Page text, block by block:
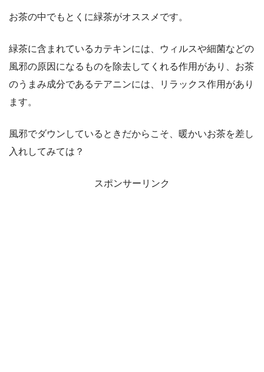
お茶の中でもとくに緑茶がオススメです。
緑茶に含まれているカテキンには、ウィルスや細菌などの
風邪の原因になるものを除去してくれる作用があり、お茶
のうまみ成分であるテアニンには、リラックス作用があり
ます。
風邪でダウンしているときだからこそ、暖かいお茶を差し
入れしてみては？
スポンサーリンク